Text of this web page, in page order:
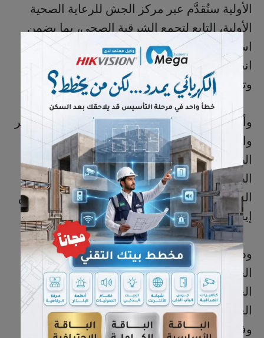
الأولية ستُقدَّم عبر مركز الجش للرعاية الصحية
الأولية، التابع لتجمع الشرقية الصحي، بما يضمن
استمرار تقديم الخدمات الصحية للمراجعين دون
انقطاع، مع المحافظة على مستوى الخدمة
وتحسين تجربة المستفيدين.
وأكدت أن هذه الخطوة تندرج ضمن خطط التطوير
والتحسين المستمرة التي تنفذها شبكة القطيف
الصحية، والهادفة إلى تعزيز جودة الخدمات
الصحية، ورفع كفاءة الأداء، وتحقيق الاستفادة
المثلى من الموارد والإمكانات المتاحة بما ينعكس
إيجابًا على المستفيدين.
ودعت الشبكة المستفيدين إلى مراجعة مركز
الجش للرعاية الصحية الأولية للاستفادة من
الخدمات التي كانت تقدم سابقًا في مركز أم
الحمام، مؤكدة حرصها على توفير الرعاية الصحية
وفق أعلى معايير الجودة والسلامة، وبما يواكب